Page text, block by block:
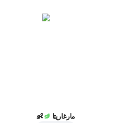
مارغاريتا 👶